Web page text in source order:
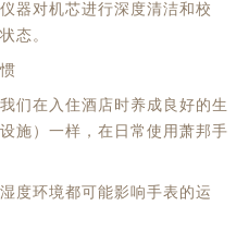
器对机芯进行深度清洁和校
态。
们在入住酒店时养成良好的生
施）一样，在日常使用萧邦手
度环境都可能影响手表的运